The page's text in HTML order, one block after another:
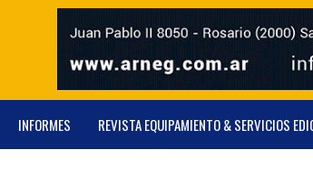
INFORMES REVISTA EQUIPAMIENTO & SERVICIOS